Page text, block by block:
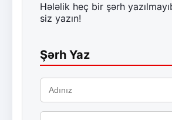
Hələlik heç bir şərh
siz yazın!
Şərh Yaz